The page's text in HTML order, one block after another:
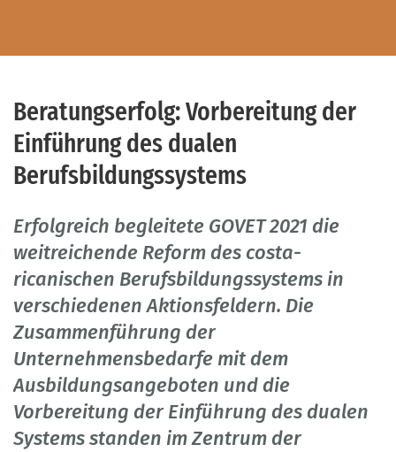
Beratungserfolg: Vorbereitung der
Einführung des dualen
Berufsbildungssystems
Erfolgreich begleitete GOVET 2021 die
weitreichende Reform des costa-
ricanischen Berufsbildungssystems in
verschiedenen Aktionsfeldern. Die
Zusammenführung der
Unternehmensbedarfe mit dem
Ausbildungsangeboten und die
Vorbereitung der Einführung des dualen
Systems standen im Zentrum der